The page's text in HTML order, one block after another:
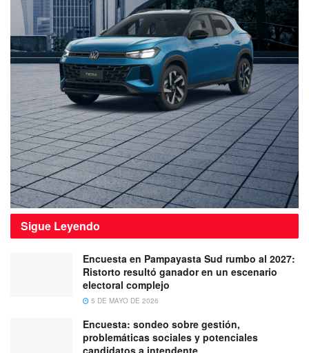
Sigue Leyendo
Encuesta en Pampayasta Sud rumbo al 2027:
Ristorto resultó ganador en un escenario
electoral complejo
5 DE MAYO DE 2026
Encuesta: sondeo sobre gestión,
problemáticas sociales y potenciales